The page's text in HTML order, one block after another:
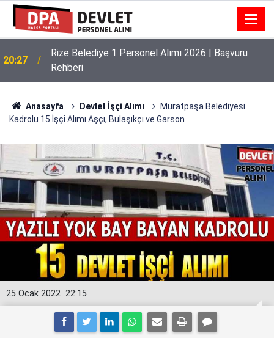
20:27
Rize Belediye 1 Personel Alımı 2026 | Başvuru
Rehberi
Anasayfa Devlet İşçi Alımı
Muratpaşa Belediyesi
Kadrolu 15 İşçi Alımı Aşçı, Bulaşıkçı ve Garson
22:15
25 Ocak 2022